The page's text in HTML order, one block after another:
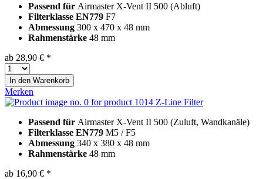
Passend für Airmaster X-Vent II 500 (Abluft)
Filterklasse EN779 F7
Abmessung 300 x 470 x 48 mm
Rahmenstärke 48 mm
ab 28,90 € *
In den Warenkorb
Merken
Z-Line Filter
Passend für Airmaster X-Vent II 500 (Zuluft, Wandkanäle)
Filterklasse EN779 M5 / F5
Abmessung 340 x 380 x 48 mm
Rahmenstärke 48 mm
ab 16,90 € *